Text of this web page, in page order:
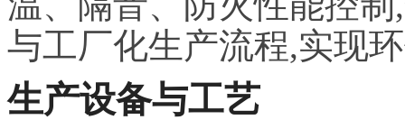
与工厂化生产流程,实现
生产设备与工艺